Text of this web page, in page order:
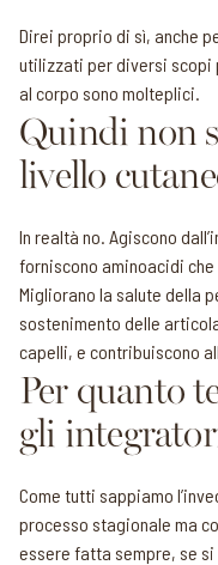
Direi proprio di sì, anche
utilizzati per diversi scopi
al corpo sono molteplici.
Quindi non
livello
In realtà no. Agiscono
forniscono aminoacidi
Migliorano la salute della
sostenimento delle
capelli, e contribuiscono
Per quanto
gli
Come tutti sappiamo
processo stagionale ma
essere fatta sempre, se